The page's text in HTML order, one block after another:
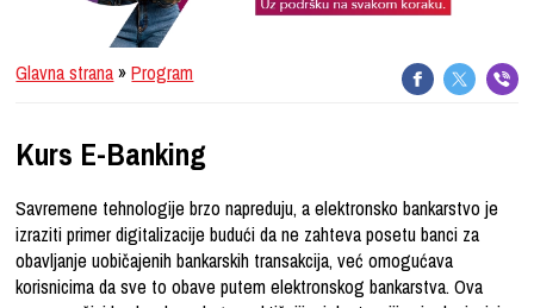
O IT AKADEMIJI
Glavna strana»Program
Kurs E-Banking
Savremene tehnologije brzo napreduju, a elektronsko bankarstvo je
izraziti primer digitalizacije budući da ne zahteva posetu banci za
obavljanje uobičajenih bankarskih transakcija, već omogućava
korisnicima da sve to obave putem elektronskog bankarstva. Ova